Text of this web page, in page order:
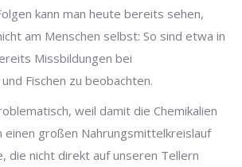
kann man heute bereits sehen,
am Menschen selbst: So sind etwa in
Missbildungen bei
Fischen zu beobachten.
weil damit die Chemikalien
einen großen Nahrungsmittelkreislauf
die nicht direkt auf unseren Tellern